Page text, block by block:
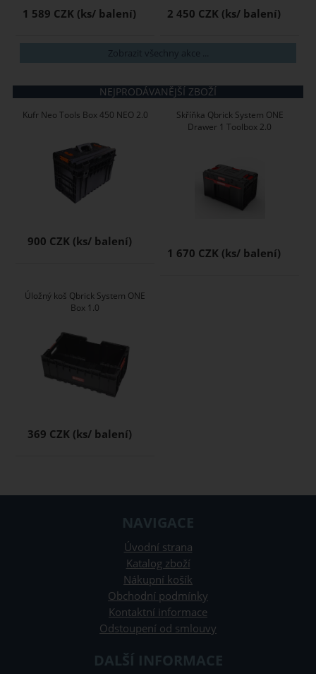
1 589 CZK 2 450 CZK
Zobrazit všechny akce ...
NEJPRODÁVANĚJŠÍ ZBOŽÍ
Kufr Neo Tools Box 450 NEO 2.0
900 CZK
Skříňka Qbrick System ONE
Drawer 1 Toolbox 2.0
1 670 CZK
Úložný koš Qbrick System ONE
Box 1.0
369 CZK
NAVIGACE
Úvodní strana
Katalog zboží
Nákupní košík
Obchodní podmínky
Kontaktní informace
Odstoupení od smlouvy
DALŠÍ INFORMACE